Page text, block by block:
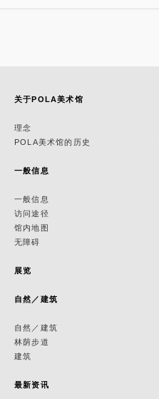
关于POLA美术馆
理念
POLA美术馆的历史
一般信息
一般信息
访问途径
馆内地图
无障碍
展览
自然／建筑
自然／建筑
林荫步道
建筑
最新资讯